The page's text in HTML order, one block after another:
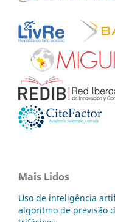
Mais Lidos
Uso de inteligência
algoritmo de previsão